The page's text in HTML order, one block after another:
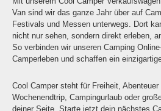
Van sind wir das ganze Jahr über auf
Festivals und Messen unterwegs. Dort
nicht nur sehen, sondern direkt erleben,
So verbinden wir unseren Camping
Camperleben und schaffen ein
Cool Camper steht für Freiheit,
Wochenendtrip, Campingurlaub oder
deiner Seite. Starte jetzt dein nächstes